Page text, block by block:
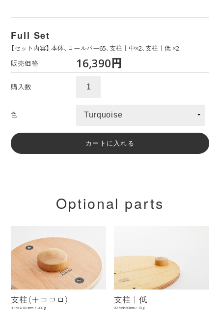
Full Set
【セット内容】 本体、ロールバー65、支柱｜中×2、支柱｜低 ×2
販売価格 16,390円
購入数
色
Optional parts
支柱（＋ココロ）
H35×Φ100mm / 200g
支柱｜低
H25×Φ60mm / 70g